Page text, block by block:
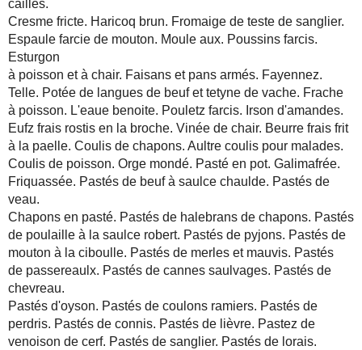
cailles.
Cresme fricte. Haricoq brun. Fromaige de teste de sanglier.
Espaule farcie de mouton. Moule aux. Poussins farcis.
Esturgon
à poisson et à chair. Faisans et pans armés. Fayennez.
Telle. Potée de langues de beuf et tetyne de vache. Frache
à poisson. L'eaue benoite. Pouletz farcis. Irson d'amandes.
Eufz frais rostis en la broche. Vinée de chair. Beurre frais frit
à la paelle. Coulis de chapons. Aultre coulis pour malades.
Coulis de poisson. Orge mondé. Pasté en pot. Galimafrée.
Friquassée. Pastés de beuf à saulce chaulde. Pastés de
veau.
Chapons en pasté. Pastés de halebrans de chapons. Pastés
de poulaille à la saulce robert. Pastés de pyjons. Pastés de
mouton à la ciboulle. Pastés de merles et mauvis. Pastés
de passereaulx. Pastés de cannes saulvages. Pastés de
chevreau.
Pastés d'oyson. Pastés de coulons ramiers. Pastés de
perdris. Pastés de connis. Pastés de lièvre. Pastez de
venoison de cerf. Pastés de sanglier. Pastés de lorais.